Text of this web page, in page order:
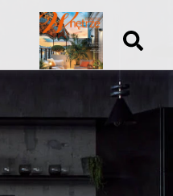
Nowy
numer
kup ten
numer
kup ten
numer